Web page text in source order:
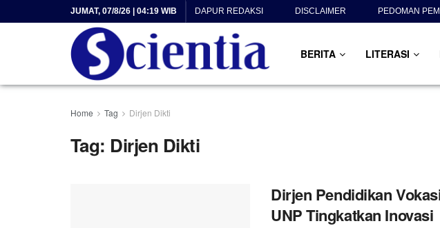
JUMAT, 07/8/26 | 04:19 WIB DAPUR REDAKSI DISCLAIMER PEDOMAN
BERITA LITERASI
Home Tag Dirjen Dikti
Tag: Dirjen Dikti
Dirjen Pendidikan
UNP Tingkatkan Inovasi